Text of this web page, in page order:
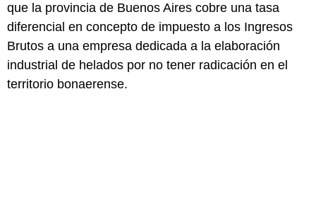
que la provincia de Buenos Aires cobre una tasa
diferencial en concepto de impuesto a los Ingresos
Brutos a una empresa dedicada a la elaboración
industrial de helados por no tener radicación en el
territorio bonaerense.